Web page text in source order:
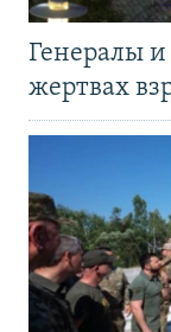
Генералы и
жертвах